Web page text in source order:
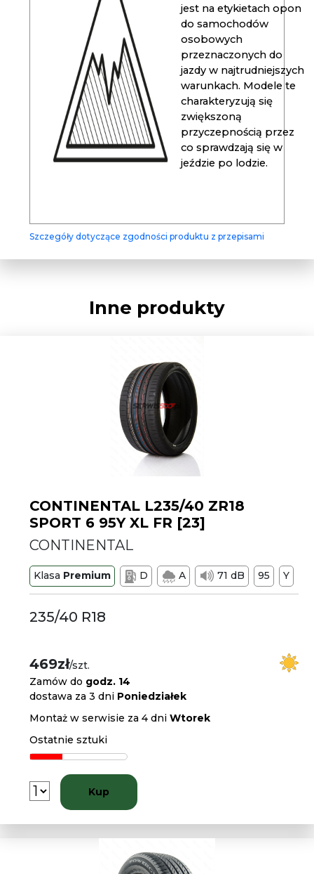
jest na etykietach opon
do samochodów
osobowych
przeznaczonych do
jazdy w najtrudniejszych
warunkach. Modele te
charakteryzują się
zwiększoną
przyczepnością przez
co sprawdzają się w
jeździe po lodzie.
Szczegóły dotyczące zgodności produktu z przepisami
Inne produkty
CONTINENTAL L235/40 ZR18
SPORT 6 95Y XL FR [23]
CONTINENTAL
Klasa Premium D A 71 dB 95 Y
235/40 R18
469zł/szt.
Zamów do godz. 14
dostawa za 3 dni Poniedziałek
Montaż w serwisie za 4 dniWtorek
Ostatnie sztuki
Kup